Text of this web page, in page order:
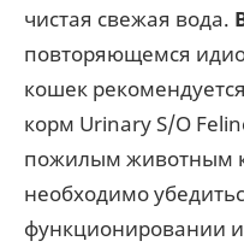
чистая свежая вода.
повторяющемся
кошек
корм Urinary S/O
пожилым животным
необходимо
функционировании